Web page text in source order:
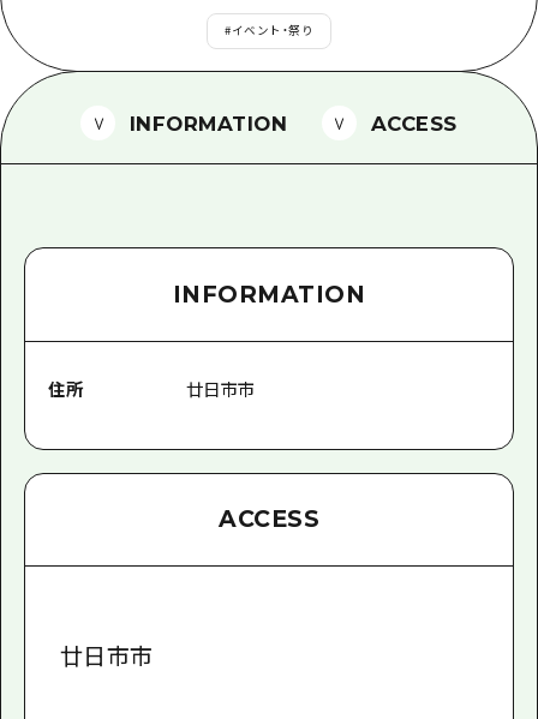
2泊3日
HIROSHIMA FREE Wi-Fi
観光案内所
広島県を訪れる外国人旅行者向け情報一
ボランティアガイド
関連リンク
#イベント・祭り
INFORMATION ACCESS
INFORMATION
住所 廿日市市
ACCESS
廿日市市